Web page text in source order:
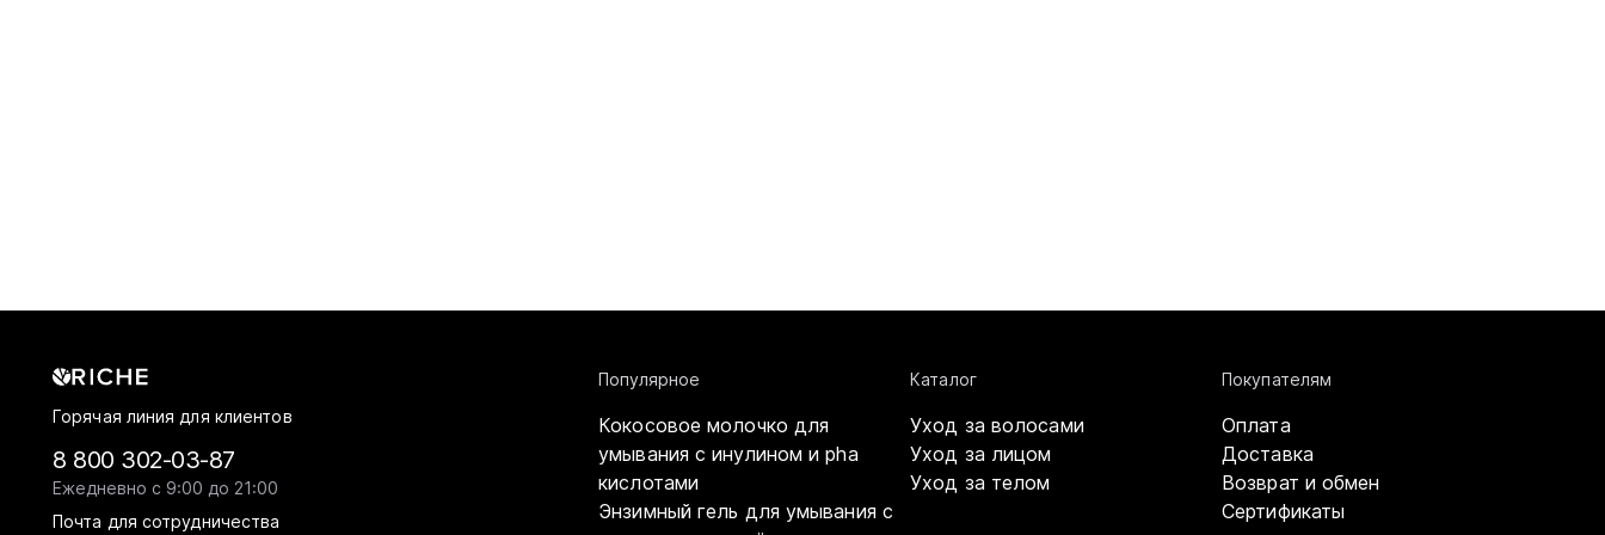
Горячая линия для клиентов
8 800 302-03-87
Ежедневно с 9:00 до 21:00
Почта для сотрудничества
Популярное
Кокосовое молочко для
умывания с инулином и pha
кислотами
Энзимный гель для умывания с
Каталог
Уход за волосами
Уход за лицом
Уход за телом
Покупателям
Оплата
Доставка
Возврат и обмен
Сертификаты